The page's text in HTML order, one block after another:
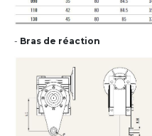
- Bras de réaction